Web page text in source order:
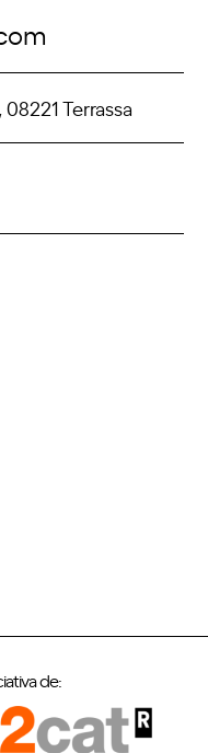
Terrassa
de: